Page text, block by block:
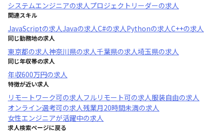
システムエンジニアの求人プロジェクトリーダーの求人
関連スキル
JavaScriptの求人Javaの求人C#の求人Pythonの求人C++の求人
同じ勤務地の求人
東京都の求人神奈川県の求人千葉県の求人埼玉県の求人
同じ年収帯の求人
年収600万円の求人
特徴が近い求人
リモートワーク可の求人フルリモート可の求人服装自由の求人
オンライン選考可の求人残業月20時間未満の求人
女性エンジニアが活躍中の求人
求人検索ページに戻る